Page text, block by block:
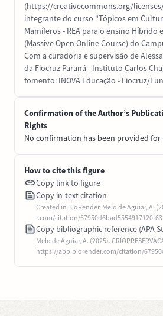
(https://creativecommons.org/
integrante do curso "Tópicos em
Mamíferos - REA para o ensino Híbrido
(Massive Open Online Course) do
Com a curadoria e supervisão de
da Fiocruz Paraná - Instituto Carlos
fomento: INOVA Educação - Fiocruz/
Confirmation of the Author’s
Rights
No confirmation has been provided for
How to cite this figure
Copy link to figure
Copy in-text citation
Created in BioRender. Melo de Aguiar, A.
r.com/citation/
Copy bibliographic reference (APA
Melo de Aguiar, A. (2025).
https://app.biorender.com/citation/